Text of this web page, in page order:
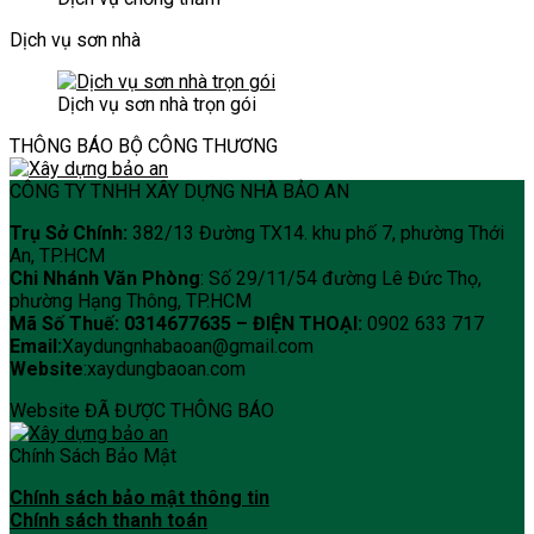
Dịch vụ sơn nhà
Dịch vụ sơn nhà trọn gói
THÔNG BÁO BỘ CÔNG THƯƠNG
CÔNG TY TNHH XÂY DỰNG NHÀ BẢO AN
Trụ Sở Chính: 382/13 Đường TX14. khu phố 7, phường Thới
An, TP.HCM
Chi Nhánh Văn Phòng: Số 29/11/54 đường Lê Đức Thọ,
phường Hạng Thông, TP.HCM
Mã Số Thuế: 0314677635 – ĐIỆN THOẠI: 0902 633 717
Email:Xaydungnhabaoan@gmail.com
Website:xaydungbaoan.com
Website ĐÃ ĐƯỢC THÔNG BÁO
Chính Sách Bảo Mật
Chính sách bảo mật thông tin
Chính sách thanh toán